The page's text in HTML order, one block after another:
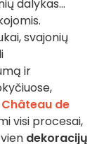
dalykas...
svajonių
ir
Château de
visi procesai,
dekoracijų